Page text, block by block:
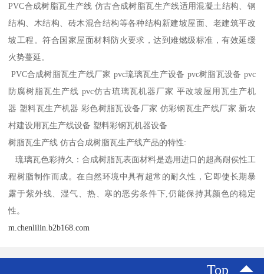
PVC合成树脂瓦生产线 仿古合成树脂瓦生产线适用混凝土结构、钢
结构、木结构、砖木混合结构等各种结构新建坡屋面、老建筑平改
坡工程。符合国家屋面材料防火要求，达到难燃级标准，有效延缓
火势蔓延。
PVC合成树脂瓦生产线厂家 pvc琉璃瓦生产设备 pvc树脂瓦设备 pvc
防腐树脂瓦生产线 pvc仿古琉璃瓦机器厂家 平改坡屋用瓦生产机
器 塑料瓦生产机器 彩色树脂瓦设备厂家 仿彩钢瓦生产线厂家 新农
村建设用瓦生产线设备 塑料彩钢瓦机器设备
树脂瓦生产线 仿古合成树脂瓦生产线产品的特性:
琉璃瓦色彩持久：合成树脂瓦表面材料是选用进口的超高耐侯性工
程树脂制作而成。在自然环境中具有超常的耐久性，它即使长期暴
露于紫外线、湿气、热、寒的恶劣条件下,仍能保持其颜色的稳定
性。
m.chenlilin.b2b168.com
Top